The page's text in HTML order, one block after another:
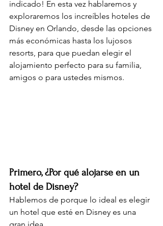
indicado! En esta vez hablaremos y
exploraremos los increíbles hoteles de
Disney en Orlando, desde las opciones
más económicas hasta los lujosos
resorts, para que puedan elegir el
alojamiento perfecto para su familia,
amigos o para ustedes mismos.
Primero, ¿Por qué alojarse en un
hotel de Disney?
Hablemos de porque lo ideal es elegir
un hotel que esté en Disney es una